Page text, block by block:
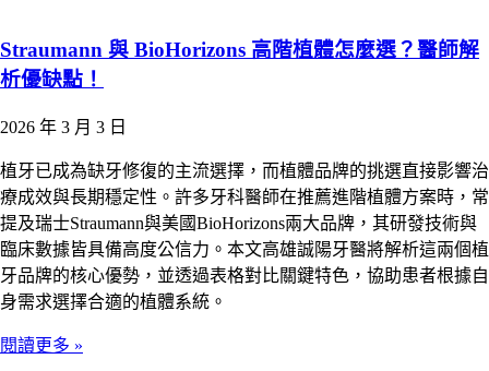
Straumann 與 BioHorizons 高階植體怎麼選？醫師解
析優缺點！
2026 年 3 月 3 日
植牙已成為缺牙修復的主流選擇，而植體品牌的挑選直接影響治
療成效與長期穩定性。許多牙科醫師在推薦進階植體方案時，常
提及瑞士Straumann與美國BioHorizons兩大品牌，其研發技術與
臨床數據皆具備高度公信力。本文高雄誠陽牙醫將解析這兩個植
牙品牌的核心優勢，並透過表格對比關鍵特色，協助患者根據自
身需求選擇合適的植體系統。
閱讀更多 »